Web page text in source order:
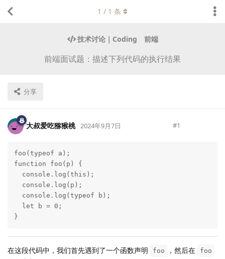
技术讨论｜Coding 前端
前端面试题：描述下列代码的执行结果
分享
1 / 1 条
大叔爱吃猕猴桃 2024年9月7日 #1
foo(typeof a);
function foo(p) {
}
在这段代码中，我们首先遇到了一个函数声明 foo ，然后在 foo